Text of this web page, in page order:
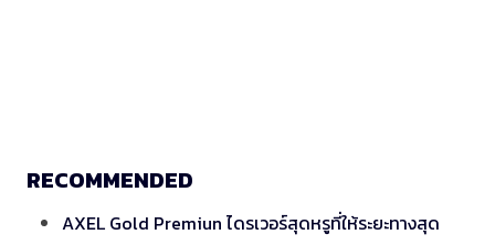
RECOMMENDED
AXEL Gold Premiun ไดรเวอร์สุดหรูที่ให้ระยะทางสุด